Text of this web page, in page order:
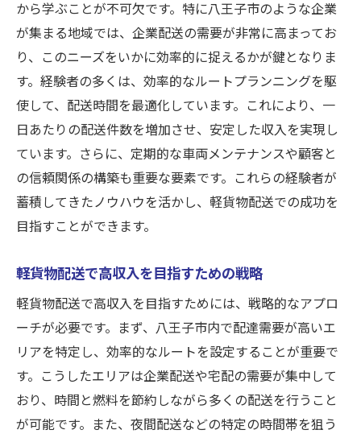
から学ぶことが不可欠です。特に八王子市のような企業
が集まる地域では、企業配送の需要が非常に高まってお
り、このニーズをいかに効率的に捉えるかが鍵となりま
す。経験者の多くは、効率的なルートプランニングを駆
使して、配送時間を最適化しています。これにより、一
日あたりの配送件数を増加させ、安定した収入を実現し
ています。さらに、定期的な車両メンテナンスや顧客と
の信頼関係の構築も重要な要素です。これらの経験者が
蓄積してきたノウハウを活かし、軽貨物配送での成功を
目指すことができます。
軽貨物配送で高収入を目指すための戦略
軽貨物配送で高収入を目指すためには、戦略的なアプロ
ーチが必要です。まず、八王子市内で配達需要が高いエ
リアを特定し、効率的なルートを設定することが重要で
す。こうしたエリアは企業配送や宅配の需要が集中して
おり、時間と燃料を節約しながら多くの配送を行うこと
が可能です。また、夜間配送などの特定の時間帯を狙う